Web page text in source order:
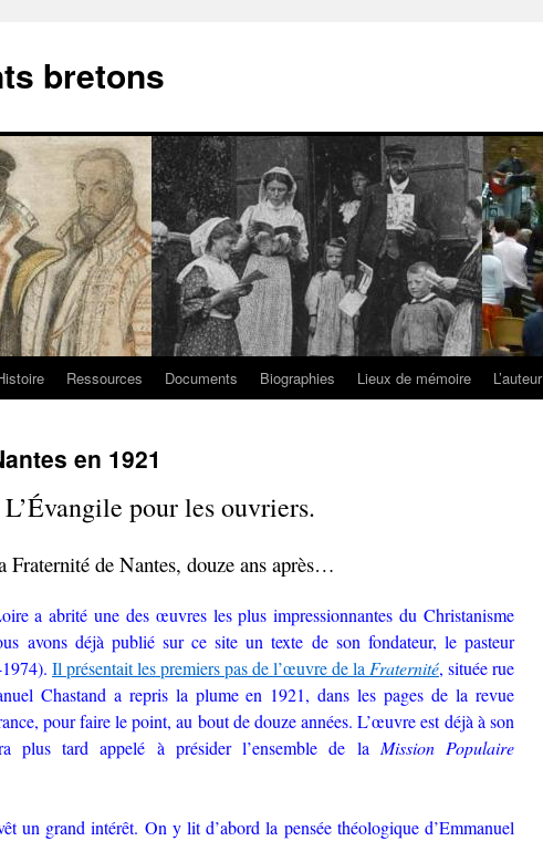
bretons
Ressources Documents Biographies Lieux de mémoire L’auteur
en 1921
L’Évangile pour les ouvriers.
Fraternité de Nantes, douze ans après…
a abrité une des œuvres les plus impressionnantes du Christanisme
avons déjà publié sur ce site un texte de son fondateur, le pasteur
Il présentait les premiers pas de l’œuvre de la Fraternité, située rue
Chastand a repris la plume en 1921, dans les pages de la revue
pour faire le point, au bout de douze années. L’œuvre est déjà à son
plus tard appelé à présider l’ensemble de la Mission Populaire
un grand intérêt. On y lit d’abord la pensée théologique d’Emmanuel